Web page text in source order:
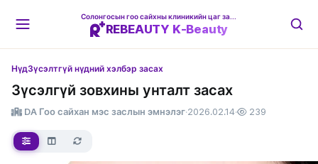
REBEAUTY K-Beauty
НүдЗүсэлтгүй нүдний хэлбэр засах
Зүсэлгүй зовхины унталт засах
DA Гоо сайхан мэс заслын эмнэлэг·2026.02.14· 239